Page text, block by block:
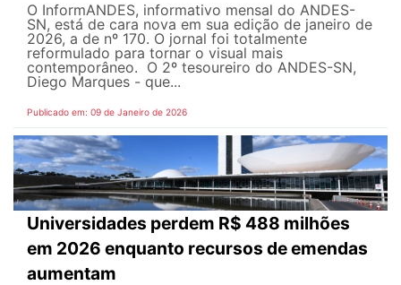
O InformANDES, informativo mensal do ANDES-
SN, está de cara nova em sua edição de janeiro de
2026, a de nº 170. O jornal foi totalmente
reformulado para tornar o visual mais
contemporâneo. O 2º tesoureiro do ANDES-SN,
Diego Marques - que...
Publicado em: 09 de Janeiro de 2026
Universidades perdem R$ 488 milhões
em 2026 enquanto recursos de emendas
aumentam